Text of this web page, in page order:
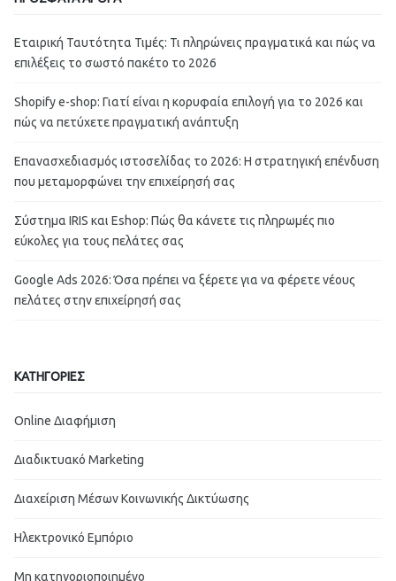
Εταιρική Ταυτότητα Τιμές: Τι πληρώνεις πραγματικά και πώς να
επιλέξεις το σωστό πακέτο το 2026
Shopify e-shop: Γιατί είναι η κορυφαία επιλογή για το 2026 και
πώς να πετύχετε πραγματική ανάπτυξη
Επανασχεδιασμός ιστοσελίδας το 2026: Η στρατηγική επένδυση
που μεταμορφώνει την επιχείρησή σας
Σύστημα IRIS και Eshop: Πώς θα κάνετε τις πληρωμές πιο
εύκολες για τους πελάτες σας
Google Ads 2026: Όσα πρέπει να ξέρετε για να φέρετε νέους
πελάτες στην επιχείρησή σας
ΚΑΤΗΓΟΡΙΕΣ
Online Διαφήμιση
Διαδικτυακό Marketing
Διαχείριση Μέσων Κοινωνικής Δικτύωσης
Ηλεκτρονικό Εμπόριο
Μη κατηγοριοποιημένο